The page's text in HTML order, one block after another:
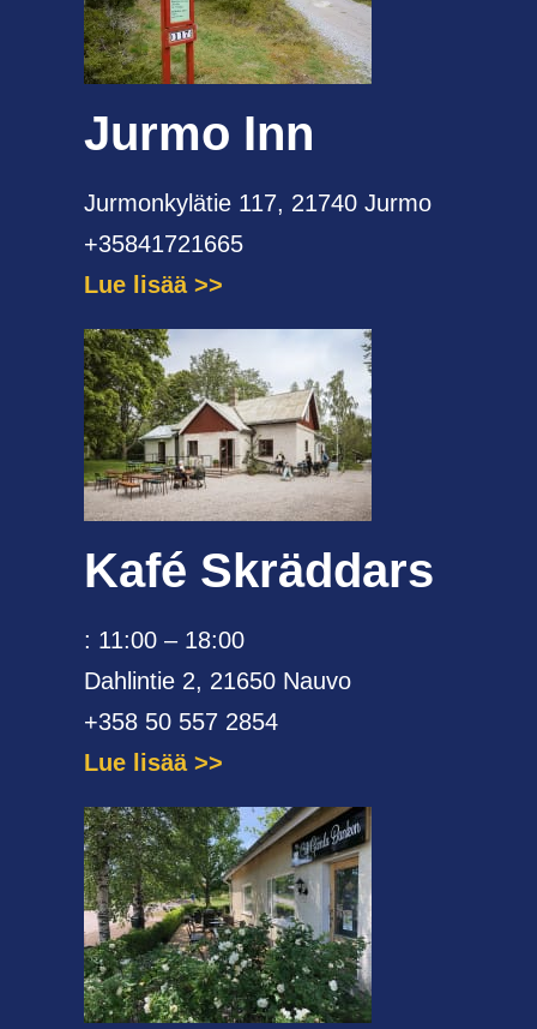
Jurmo Inn
Jurmonkylätie 117, 21740 Jurmo
+35841721665
Lue lisää
Kafé Skräddars
: 11:00 – 18:00
Dahlintie 2, 21650 Nauvo
+358 50 557 2854
Lue lisää